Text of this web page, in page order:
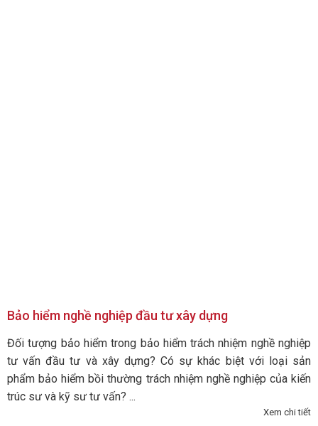
Bảo hiểm nghề nghiệp đầu tư xây dựng
Đối tượng bảo hiểm trong bảo hiểm trách nhiệm nghề nghiệp
tư­ vấn đầu tư và xây dựng? Có sự khác biệt với loại sản
phẩm bảo hiểm bồi thường trách nhiệm nghề nghiệp của kiến
trúc sư và kỹ sư tư vấn? ...
Xem chi tiết